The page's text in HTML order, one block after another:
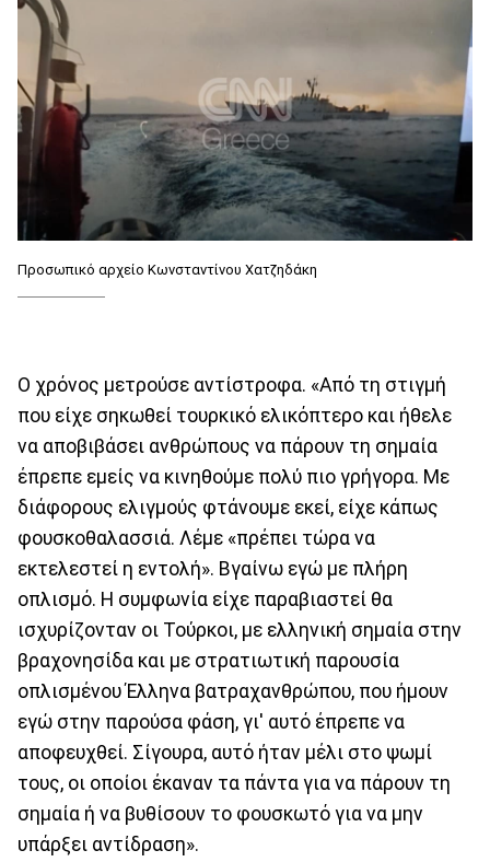
Προσωπικό αρχείο Κωνσταντίνου Χατζηδάκη
Ο χρόνος μετρούσε αντίστροφα. «Από τη στιγμή
που είχε σηκωθεί τουρκικό ελικόπτερο και ήθελε
να αποβιβάσει ανθρώπους να πάρουν τη σημαία
έπρεπε εμείς να κινηθούμε πολύ πιο γρήγορα. Με
διάφορους ελιγμούς φτάνουμε εκεί, είχε κάπως
φουσκοθαλασσιά. Λέμε «πρέπει τώρα να
εκτελεστεί η εντολή». Βγαίνω εγώ με πλήρη
οπλισμό. Η συμφωνία είχε παραβιαστεί θα
ισχυρίζονταν οι Τούρκοι, με ελληνική σημαία στην
βραχονησίδα και με στρατιωτική παρουσία
οπλισμένου Έλληνα βατραχανθρώπου, που ήμουν
εγώ στην παρούσα φάση, γι' αυτό έπρεπε να
αποφευχθεί. Σίγουρα, αυτό ήταν μέλι στο ψωμί
τους, οι οποίοι έκαναν τα πάντα για να πάρουν τη
σημαία ή να βυθίσουν το φουσκωτό για να μην
υπάρξει αντίδραση».